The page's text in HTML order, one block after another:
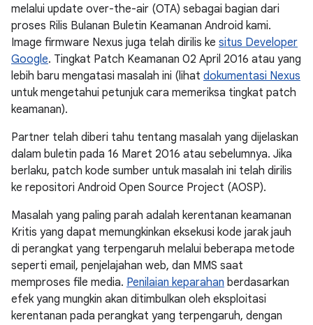
melalui update over-the-air (OTA) sebagai bagian dari
proses Rilis Bulanan Buletin Keamanan Android kami.
Image firmware Nexus juga telah dirilis ke situs Developer
Google. Tingkat Patch Keamanan 02 April 2016 atau yang
lebih baru mengatasi masalah ini (lihat dokumentasi Nexus
untuk mengetahui petunjuk cara memeriksa tingkat patch
keamanan).
Partner telah diberi tahu tentang masalah yang dijelaskan
dalam buletin pada 16 Maret 2016 atau sebelumnya. Jika
berlaku, patch kode sumber untuk masalah ini telah dirilis
ke repositori Android Open Source Project (AOSP).
Masalah yang paling parah adalah kerentanan keamanan
Kritis yang dapat memungkinkan eksekusi kode jarak jauh
di perangkat yang terpengaruh melalui beberapa metode
seperti email, penjelajahan web, dan MMS saat
memproses file media. Penilaian keparahan berdasarkan
efek yang mungkin akan ditimbulkan oleh eksploitasi
kerentanan pada perangkat yang terpengaruh, dengan